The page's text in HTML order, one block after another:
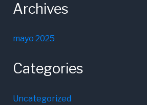
Archives
mayo 2025
Categories
Uncategorized